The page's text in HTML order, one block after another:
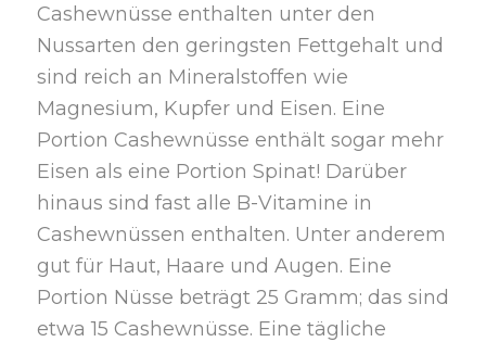
Cashewnüsse enthalten unter den
Nussarten den geringsten Fettgehalt und
sind reich an Mineralstoffen wie
Magnesium, Kupfer und Eisen. Eine
Portion Cashewnüsse enthält sogar mehr
Eisen als eine Portion Spinat! Darüber
hinaus sind fast alle B-Vitamine in
Cashewnüssen enthalten. Unter anderem
gut für Haut, Haare und Augen. Eine
Portion Nüsse beträgt 25 Gramm; das sind
etwa 15 Cashewnüsse. Eine tägliche